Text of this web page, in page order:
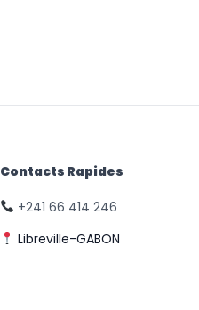
Contacts Rapides
+241 66 414 246
Libreville-GABON